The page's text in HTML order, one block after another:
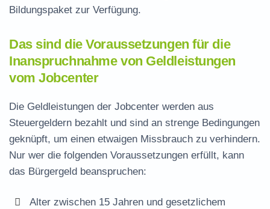
Bildungspaket zur Verfügung.
Das sind die Voraussetzungen für die
Inanspruchnahme von Geldleistungen
vom Jobcenter
Die Geldleistungen der Jobcenter werden aus
Steuergeldern bezahlt und sind an strenge Bedingungen
geknüpft, um einen etwaigen Missbrauch zu verhindern.
Nur wer die folgenden Voraussetzungen erfüllt, kann
das Bürgergeld beanspruchen:
Alter zwischen 15 Jahren und gesetzlichem